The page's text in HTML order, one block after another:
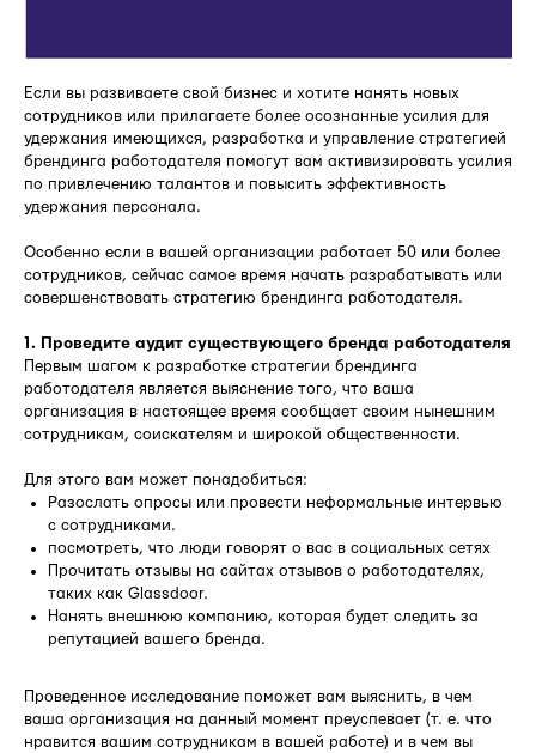
Если вы развиваете свой бизнес и хотите нанять новых
сотрудников или прилагаете более осознанные усилия для
удержания имеющихся, разработка и управление стратегией
брендинга работодателя помогут вам активизировать усилия
по привлечению талантов и повысить эффективность
удержания персонала.
Особенно если в вашей организации работает 50 или более
сотрудников, сейчас самое время начать разрабатывать или
совершенствовать стратегию брендинга работодателя.
1. Проведите аудит существующего бренда работодателя
Первым шагом к разработке стратегии брендинга
работодателя является выяснение того, что ваша
организация в настоящее время сообщает своим нынешним
сотрудникам, соискателям и широкой общественности.
Для этого вам может понадобиться:
Разослать опросы или провести неформальные интервью
с сотрудниками.
посмотреть, что люди говорят о вас в социальных сетях
Прочитать отзывы на сайтах отзывов о работодателях,
таких как Glassdoor.
Нанять внешнюю компанию, которая будет следить за
репутацией вашего бренда.
Проведенное исследование поможет вам выяснить, в чем
ваша организация на данный момент преуспевает (т. е. что
нравится вашим сотрудникам в вашей работе) и в чем вы